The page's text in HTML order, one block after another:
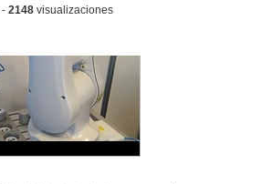
-2148 visualizaciones